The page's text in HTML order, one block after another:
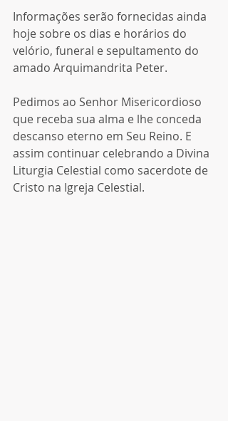
Informações serão fornecidas ainda
hoje sobre os dias e horários do
velório, funeral e sepultamento do
amado Arquimandrita Peter.
Pedimos ao Senhor Misericordioso
que receba sua alma e lhe conceda
descanso eterno em Seu Reino. E
assim continuar celebrando a Divina
Liturgia Celestial como sacerdote de
Cristo na Igreja Celestial.